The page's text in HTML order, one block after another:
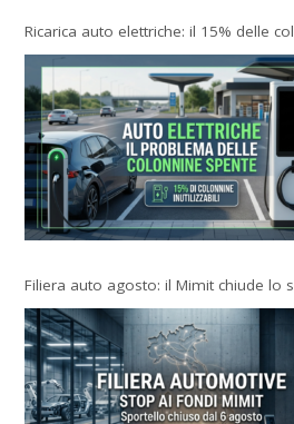
Ricarica auto elettriche: il 15% delle
Filiera auto agosto: il Mimit chiude lo